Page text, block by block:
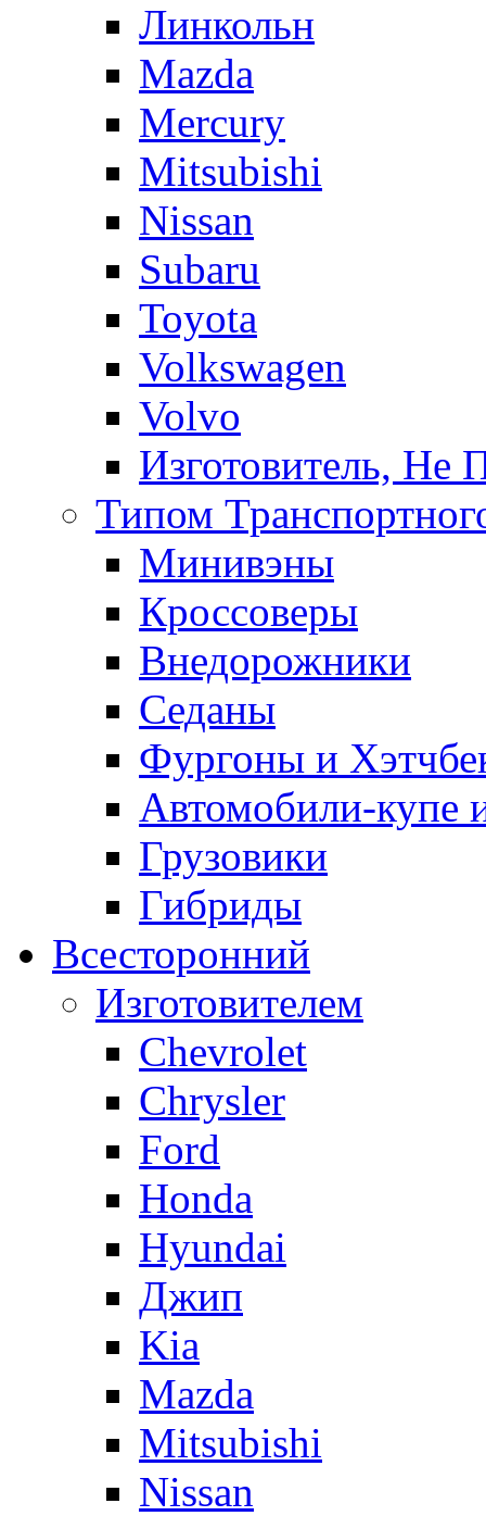
Линкольн
Mazda
Mercury
Mitsubishi
Nissan
Subaru
Toyota
Volkswagen
Volvo
Изготовитель, Не
Типом
Минивэны
Кроссоверы
Внедорожники
Седаны
Фургоны и
Автомобили-купе
Грузовики
Гибриды
Всесторонний
Изготовителем
Сhevrolet
Chrysler
Ford
Honda
Hyundai
Джип
Kia
Mazda
Mitsubishi
Nissan